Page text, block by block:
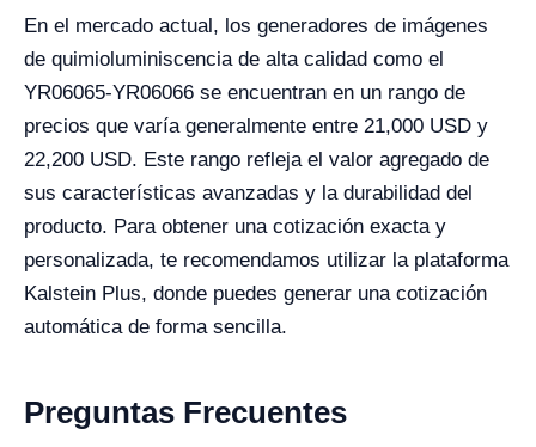
En el mercado actual, los generadores de imágenes
de quimioluminiscencia de alta calidad como el
YR06065-YR06066 se encuentran en un rango de
precios que varía generalmente entre 21,000 USD y
22,200 USD. Este rango refleja el valor agregado de
sus características avanzadas y la durabilidad del
producto. Para obtener una cotización exacta y
personalizada, te recomendamos utilizar la plataforma
Kalstein Plus, donde puedes generar una cotización
automática de forma sencilla.
Preguntas Frecuentes